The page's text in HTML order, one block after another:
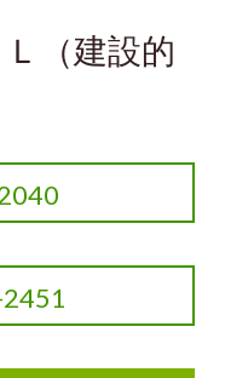
（建設的